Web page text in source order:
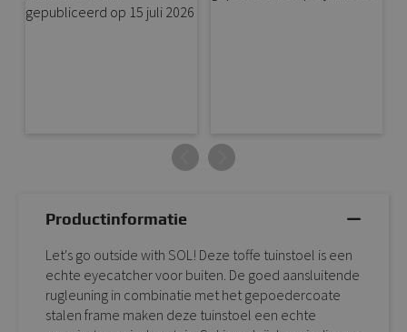
Productinformatie
Let's go outside with SOL! Deze toffe tuinstoel is een
echte eyecatcher voor buiten. De goed aansluitende
rugleuning in combinatie met het gepoedercoate
stalen frame maken deze tuinstoel een echte